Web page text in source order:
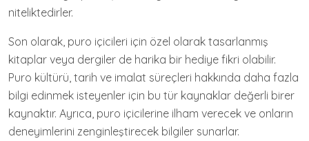
niteliktedirler.
Son olarak, puro içicileri için özel olarak tasarlanmış
kitaplar veya dergiler de harika bir hediye fikri olabilir.
Puro kültürü, tarih ve imalat süreçleri hakkında daha fazla
bilgi edinmek isteyenler için bu tür kaynaklar değerli birer
kaynaktır. Ayrıca, puro içicilerine ilham verecek ve onların
deneyimlerini zenginleştirecek bilgiler sunarlar.